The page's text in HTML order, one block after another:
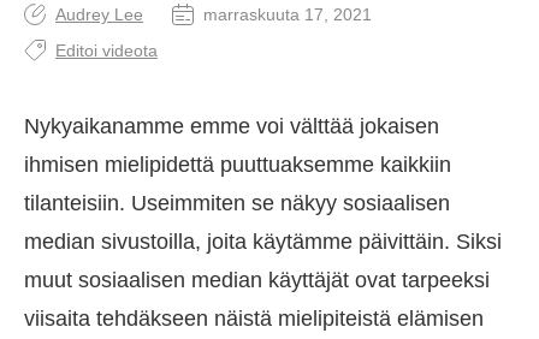
Audrey Lee
marraskuuta 17, 2021
Editoi videota
Nykyaikanamme emme voi välttää jokaisen
ihmisen mielipidettä puuttuaksemme kaikkiin
tilanteisiin. Useimmiten se näkyy sosiaalisen
median sivustoilla, joita käytämme päivittäin. Siksi
muut sosiaalisen median käyttäjät ovat tarpeeksi
viisaita tehdäkseen näistä mielipiteistä elämisen